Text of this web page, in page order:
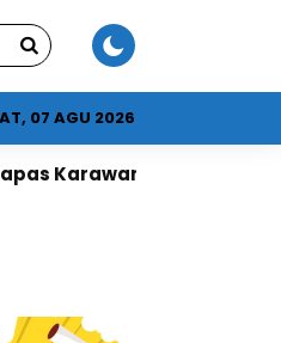
07 AGU 2026
Karawang Terima